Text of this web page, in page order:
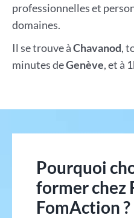
professionnelles et
domaines.
Il se trouve àChavanod,
minutes deGenève, et à
Pourquoi
former chez
FomAction ?